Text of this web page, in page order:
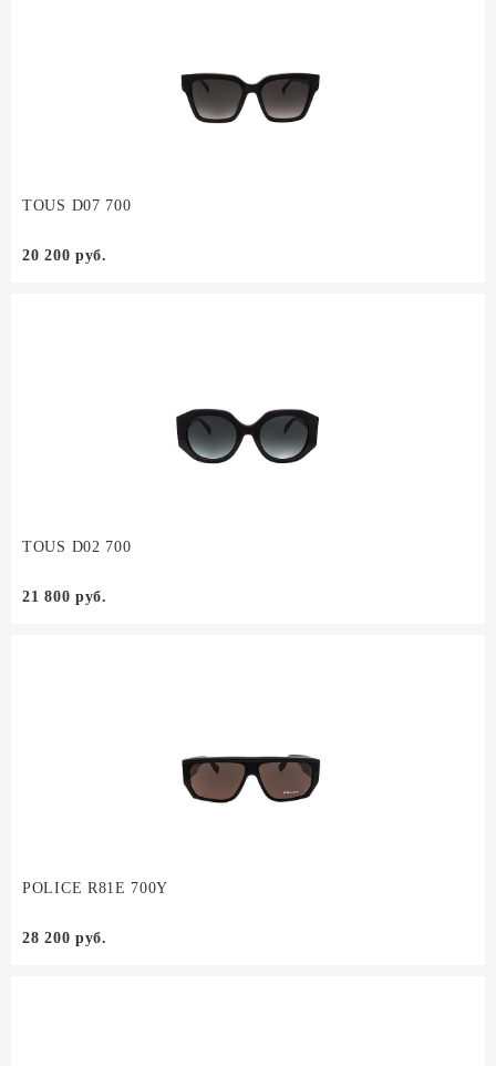
TOUS D07 700
20 200 руб.
TOUS D02 700
21 800 руб.
POLICE R81E 700Y
28 200 руб.